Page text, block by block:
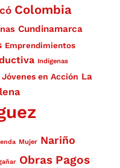
Colombia
Cundinamarca
Emprendimientos
Indígenas
Jóvenes en Acción La
Mujer Nariño
Obras Pagos